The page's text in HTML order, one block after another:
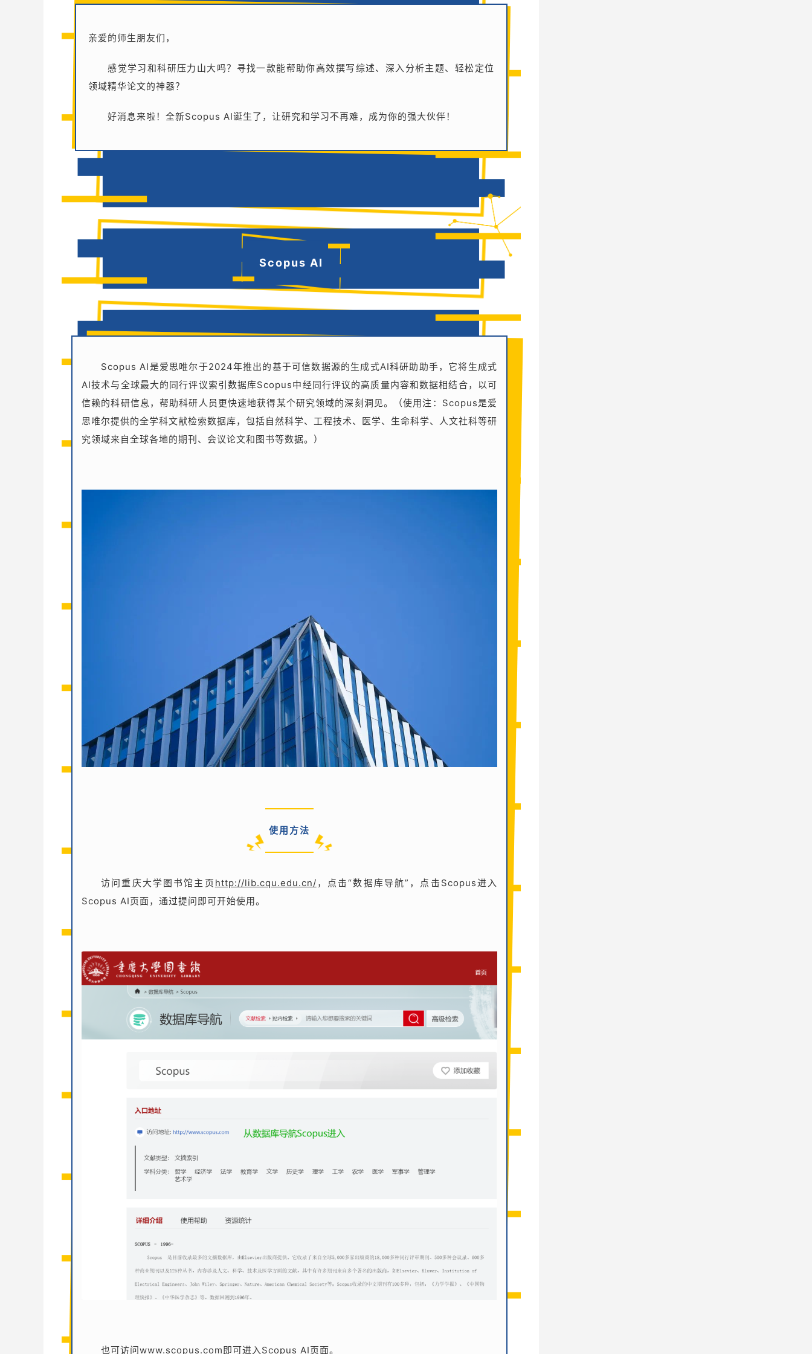
亲爱的师生朋友们，
感觉学习和科研压力山大吗？寻找一款能帮助你高效撰写综述、深入分析主题、轻松定位
领域精华论文的神器？
好消息来啦！全新Scopus AI诞生了，让研究和学习不再难，成为你的强大伙伴！
Scopus AI
Scopus AI是爱思唯尔于2024年推出的基于可信数据源的生成式AI科研助助手，它将生成式
AI技术与全球最大的同行评议索引数据库Scopus中经同行评议的高质量内容和数据相结合，以可
信赖的科研信息，帮助科研人员更快速地获得某个研究领域的深刻洞见。（使用注：Scopus是爱
思唯尔提供的全学科文献检索数据库，包括自然科学、工程技术、医学、生命科学、人文社科等研
究领域来自全球各地的期刊、会议论文和图书等数据。）
使用方法
访问重庆大学图书馆主页 http://lib.cqu.edu.cn/ ，点击“数据库导航”，点击Scopus进入
Scopus AI页面，通过提问即可开始使用。
也可访问www.scopus.com即可进入Scopus AI页面。